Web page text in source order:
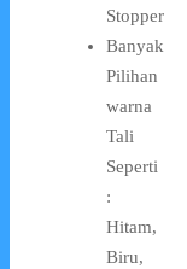
Stopper
Banyak
Pilihan
warna
Tali
Seperti
:
Hitam,
Biru,